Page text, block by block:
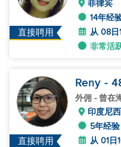
直接聘用
菲律宾
14年经
从 08日
非常活
直接聘用
Reny -
外佣 - 曾在
印度尼
5年经验
从 01日